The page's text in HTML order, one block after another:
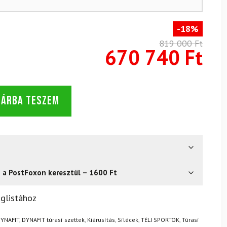
-18%
819 000 Ft
670 740 Ft
TESZEM
a PostFoxon keresztül – 1600 Ft
gond – a terméket egyszerűen visszaküldheti 14
, DYNAFIT túrasí szettek, Kiárusítás Sílécek, TÉLI SPORTOK, Túrasí